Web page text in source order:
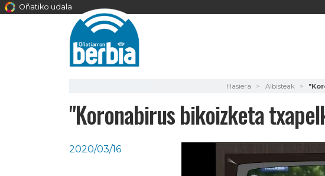
Oñatiko udala
Hasiera Albisteak
"Koronabirus bikoizketa
2020/03/16